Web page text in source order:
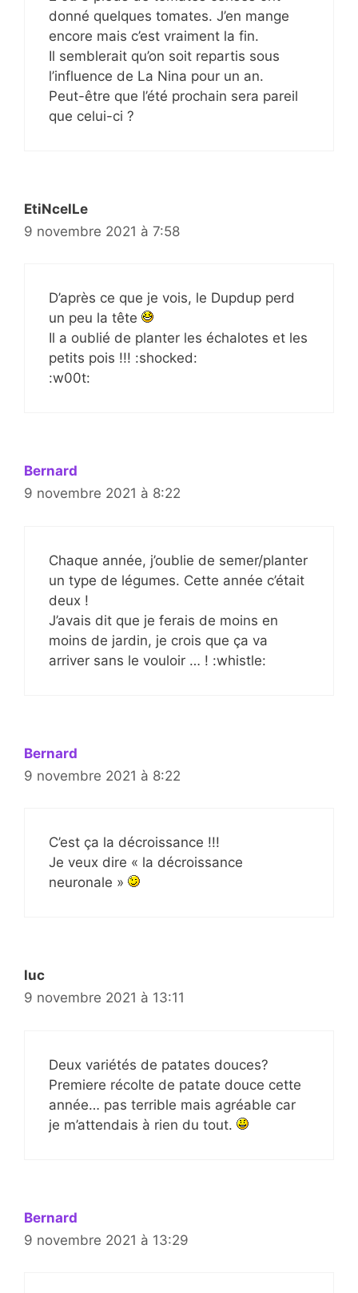
donné quelques tomates. J’en mange
encore mais c’est vraiment la fin.
Il semblerait qu’on soit repartis sous
l’influence de La Nina pour un an.
Peut-être que l’été prochain sera pareil
que celui-ci ?
EtiNcelLe
9 novembre 2021 à 7:58
D’après ce que je vois, le Dupdup perd
un peu la tête
Il a oublié de planter les échalotes et les
petits pois !!! :shocked:
:w00t:
Bernard
9 novembre 2021 à 8:22
Chaque année, j’oublie de semer/planter
un type de légumes. Cette année c’était
deux !
J’avais dit que je ferais de moins en
moins de jardin, je crois que ça va
arriver sans le vouloir … ! :whistle:
Bernard
9 novembre 2021 à 8:22
C’est ça la décroissance !!!
Je veux dire « la décroissance
neuronale »
luc
9 novembre 2021 à 13:11
Deux variétés de patates douces?
Premiere récolte de patate douce cette
année… pas terrible mais agréable car
je m’attendais à rien du tout.
Bernard
9 novembre 2021 à 13:29